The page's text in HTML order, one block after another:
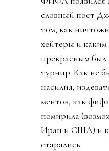
словный пост
том, как
хейтеры и каким
прекрасным был
турнир. Как не
насилия,
ментов, как
помирила
Иран и США) и
старались